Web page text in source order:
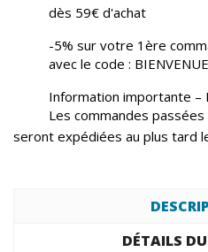
dès 59€ d'achat
-5% sur votre 1ère
avec le code : BIENVENUE
Information importante –
Les commandes
seront expédiées au plus tard
DÉTAILS